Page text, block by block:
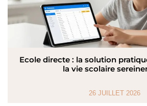
Ecole directe : la solution
la vie scolaire
26 JUILLET 2026